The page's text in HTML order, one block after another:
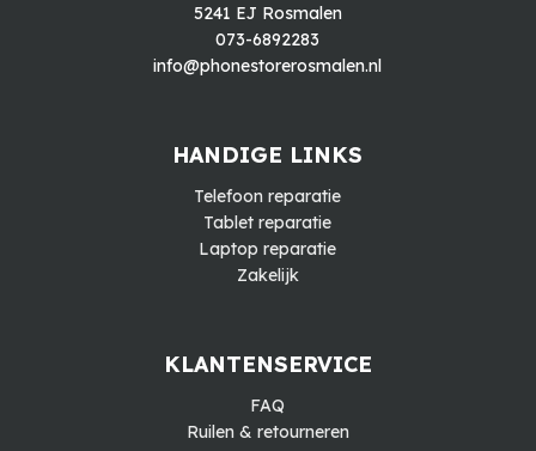
5241 EJ Rosmalen
073-6892283
info@phonestorerosmalen.nl
HANDIGE LINKS
Telefoon reparatie
Tablet reparatie
Laptop reparatie
Zakelijk
KLANTENSERVICE
FAQ
Ruilen & retourneren